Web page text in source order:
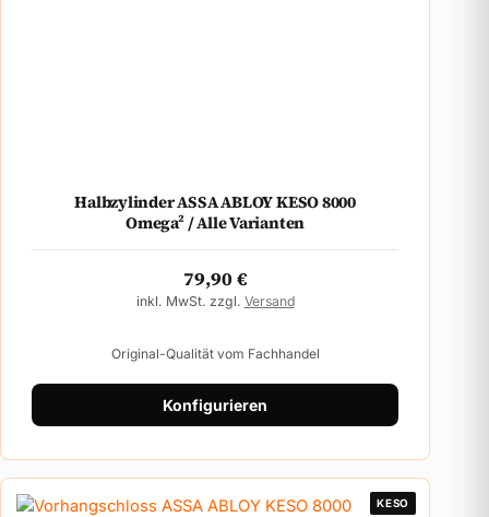
Halbzylinder ASSA ABLOY KESO 8000
Omega² / Alle Varianten
79,90€
inkl. MwSt. zzgl. Versand
Original-Qualität vom Fachhandel
Konfigurieren
KESO